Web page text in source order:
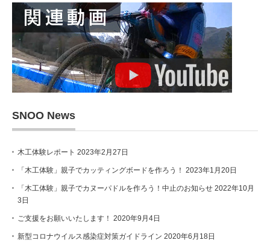
SNOO News
木工体験レポート 2023年2月27日
「木工体験」親子でカッティングボードを作ろう！ 2023年1月20日
「木工体験」親子でカヌーパドルを作ろう！中止のお知らせ 2022年10月
3日
ご支援をお願いいたします！ 2020年9月4日
新型コロナウイルス感染症対策ガイドライン 2020年6月18日